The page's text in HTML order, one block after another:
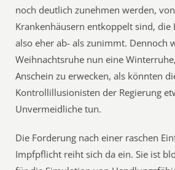
noch deutlich zunehmen werden,
Krankenhäusern entkoppelt sind, die
also eher ab- als zunimmt. Dennoch
Weihnachtsruhe nun eine
Anschein zu erwecken, als könnten
Kontrollillusionisten der Regierung
Unvermeidliche tun.
Die Forderung nach einer raschen
Impfpflicht reiht sich da ein. Sie ist